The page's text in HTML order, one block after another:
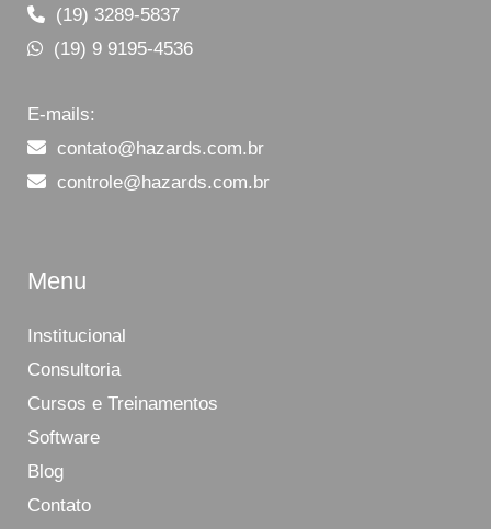
(19) 3289-5837
(19) 9 9195-4536
E-mails:
contato@hazards.com.br
controle@hazards.com.br
Menu
Institucional
Consultoria
Cursos e Treinamentos
Software
Blog
Contato